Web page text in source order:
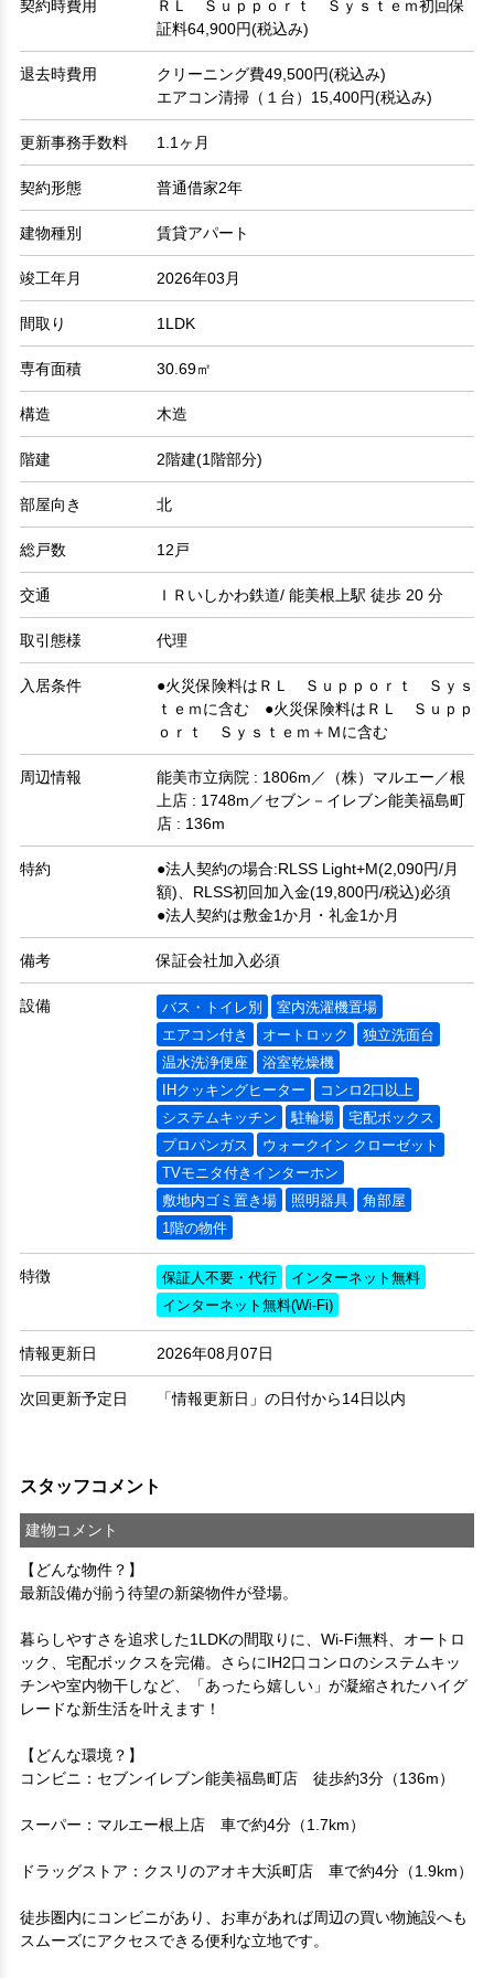
契約時費用
ＲＬ Ｓｕｐｐｏｒｔ Ｓｙｓｔｅｍ初回保
証料64,900円(税込み)
退去時費用
クリーニング費49,500円(税込み)
エアコン清掃（１台）15,400円(税込み)
更新事務手数料 1.1ヶ月
契約形態 普通借家2年
建物種別 賃貸アパート
竣工年月 2026年03月
間取り 1LDK
専有面積 30.69㎡
構造 木造
階建 2階建(1階部分)
部屋向き 北
総戸数 12戸
交通 ＩＲいしかわ鉄道/ 能美根上駅 徒歩 20 分
取引態様 代理
入居条件
●火災保険料はＲＬ Ｓｕｐｐｏｒｔ Ｓｙｓ
ｔｅｍに含む ●火災保険料はＲＬ Ｓｕｐｐ
ｏｒｔ Ｓｙｓｔｅｍ＋Ｍに含む
周辺情報
能美市立病院 : 1806m／（株）マルエー／根
上店 : 1748m／セブン－イレブン能美福島町
店 : 136m
特約
●法人契約の場合:RLSS Light+M(2,090円/月
額)、RLSS初回加入金(19,800円/税込)必須
●法人契約は敷金1か月・礼金1か月
備考 保証会社加入必須
設備 バス・トイレ別
室内洗濯機置場
エアコン付き
オートロック
独立洗面台
温水洗浄便座
浴室乾燥機
IHクッキングヒーター
コンロ2口以上
システムキッチン
駐輪場
宅配ボックス
プロパンガス
ウォークイン クローゼット
TVモニタ付きインターホン
敷地内ゴミ置き場
照明器具
角部屋
1階の物件
特徴 保証人不要・代行
インターネット無料
インターネット無料(Wi-Fi)
情報更新日 2026年08月07日
次回更新予定日 「情報更新日」の日付から14日以内
スタッフコメント
建物コメント
【どんな物件？】
最新設備が揃う待望の新築物件が登場。
暮らしやすさを追求した1LDKの間取りに、Wi-Fi無料、オートロ
ック、宅配ボックスを完備。さらにIH2口コンロのシステムキッ
チンや室内物干しなど、「あったら嬉しい」が凝縮されたハイグ
レードな新生活を叶えます！
【どんな環境？】
コンビニ：セブンイレブン能美福島町店　徒歩約3分（136m）
スーパー：マルエー根上店　車で約4分（1.7km）
ドラッグストア：クスリのアオキ大浜町店　車で約4分（1.9km）
徒歩圏内にコンビニがあり、お車があれば周辺の買い物施設へも
スムーズにアクセスできる便利な立地です。